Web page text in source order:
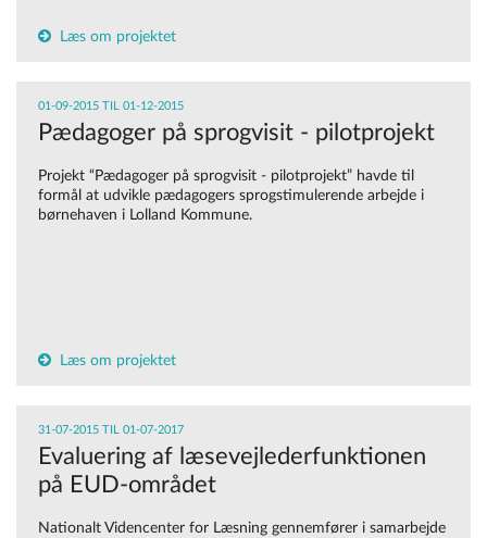
Læs om projektet
01-09-2015 TIL 01-12-2015
Pædagoger på sprogvisit - pilotprojekt
Projekt “Pædagoger på sprogvisit - pilotprojekt” havde til
formål at udvikle pædagogers sprogstimulerende arbejde i
børnehaven i Lolland Kommune.
Læs om projektet
31-07-2015 TIL 01-07-2017
Evaluering af læsevejlederfunktionen
på EUD-området
Nationalt Videncenter for Læsning gennemfører i samarbejde